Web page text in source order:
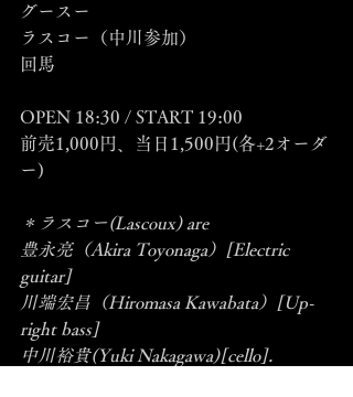
グースー
ラスコー（中川参加）
回馬
OPEN 18:30 / START 19:00
前売1,000円、当日1,500円(各+2オーダ
ー)
＊ラスコー(Lascoux) are
豊永亮（Akira Toyonaga）[Electric
guitar]
川端宏昌（Hiromasa Kawabata）[Up-
right bass]
中川裕貴(Yuki Nakagawa)[cello].